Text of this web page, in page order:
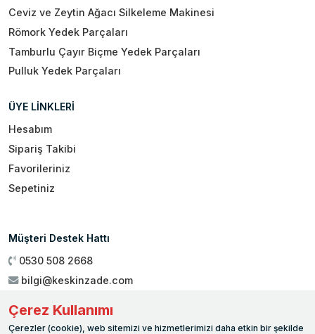
Ceviz ve Zeytin Ağacı Silkeleme Makinesi
Römork Yedek Parçaları
Tamburlu Çayır Biçme Yedek Parçaları
Pulluk Yedek Parçaları
ÜYE LİNKLERİ
Hesabım
Sipariş Takibi
Favorileriniz
Sepetiniz
Müşteri Destek Hattı
0530 508 2668
bilgi@keskinzade.com
Genel Merkez: Yükseliş Mah. 1461. Sokak No:2/1 19 Mayıs
Çerez Kullanımı
Çerezler (cookie), web sitemizi ve hizmetlerimizi daha etkin bir şekilde